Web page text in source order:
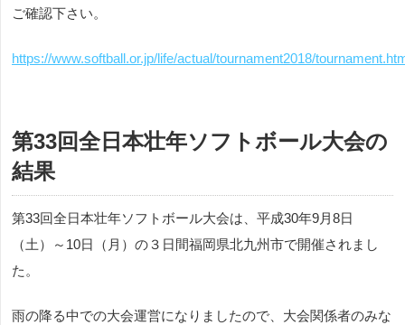
ご確認下さい。
https://www.softball.or.jp/life/actual/tournament2018/
第33回全日本壮年ソフトボール大会の
結果
第33回全日本壮年ソフトボール大会は、平成30年9月8日
（土）～10日（月）の３日間福岡県北九州市で開催されまし
た。
雨の降る中での大会運営になりましたので、大会関係者のみな